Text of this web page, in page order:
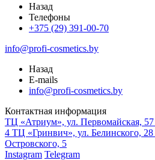
Назад
Телефоны
+375 (29) 391-00-70
info@profi-cosmetics.by
Назад
E-mails
info@profi-cosmetics.by
Контактная информация
ТЦ «Атриум», ул. Первомайская, 57
4 ТЦ «Гринвич», ул. Белинского, 28
Островского, 5
Instagram Telegram